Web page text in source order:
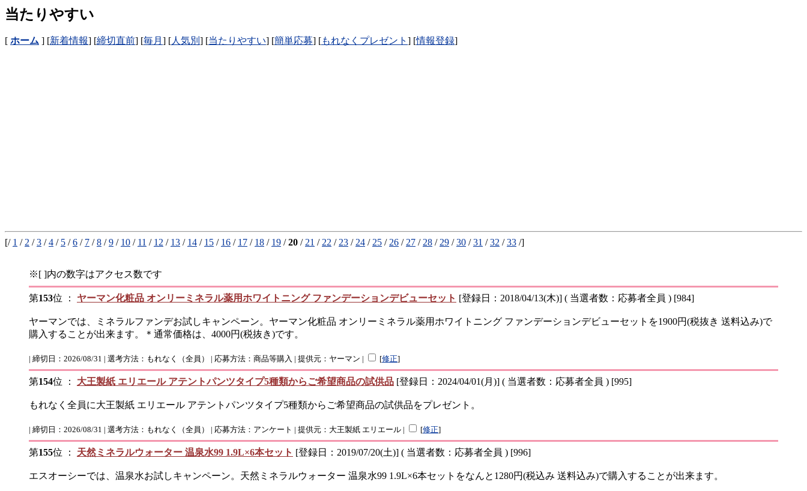
当たりやすい
[ ホーム ] [新着情報] [締切直前] [毎月 ] [人気別 ] [当たりやすい] [簡単応募] [もれなくプレゼント ] [情報登録]
[/ 1 / 2 /3 /4 / 5 /6 / 7 /8 /9 / 10 / 11 / 12 / 13 / 14 / 15 / 16 / 17 / 18 / 19 /20 / 21 / 22 / 23 / 24 / 25 / 26 / 27 / 28 / 29 /30 /31 /32 /33 /]
※[ ]内の数字はアクセス数です
第153位 ： ヤーマン化粧品 オンリーミネラル薬用ホワイトニング ファンデーションデビューセット [登録日：2018/04/13(木)] ( 当選者数：応募者全員 ) [984]
ヤーマンでは、ミネラルファンデお試しキャンペーン。ヤーマン化粧品 オンリーミネラル薬用ホワイトニング ファンデーションデビューセットを1900円(税抜き 送料込み)で
購入することが出来ます。＊通常価格は、4000円(税抜き)です。
| 締切日：2026/08/31 | 選考方法：もれなく（全員） | 応募方法：商品等購入 | 提供元：ヤーマン | [修正]
第154位 ： 大王製紙 エリエール アテントパンツタイプ5種類からご希望商品の試供品 [登録日：2024/04/01(月)] ( 当選者数：応募者全員 ) [995]
もれなく全員に大王製紙 エリエール アテントパンツタイプ5種類からご希望商品の試供品をプレゼント。
| 締切日：2026/08/31 | 選考方法：もれなく（全員） | 応募方法：アンケート | 提供元：大王製紙 エリエール | [修正]
第155位 ： 天然ミネラルウォーター 温泉水99 1.9L×6本セット [登録日：2019/07/20(土)] ( 当選者数：応募者全員 ) [996]
エスオーシーでは、温泉水お試しキャンペーン。天然ミネラルウォーター 温泉水99 1.9L×6本セットをなんと1280円(税込み 送料込み)で購入することが出来ます。